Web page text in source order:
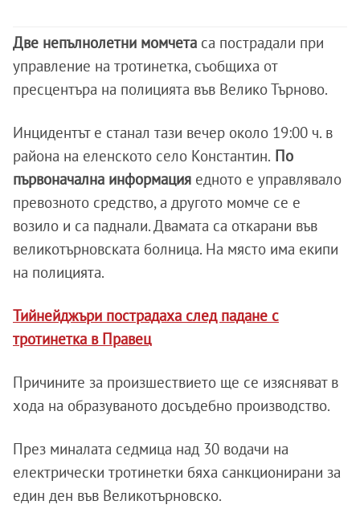
Две непълнолетни момчета са пострадали при
управление на тротинетка, съобщиха от
пресцентъра на полицията във Велико Търново.
Инцидентът е станал тази вечер около 19:00 ч. в
района на еленското село Константин. По
първоначална информация едното е управлявало
превозното средство, а другото момче се е
возило и са паднали. Двамата са откарани във
великотърновската болница. На място има екипи
на полицията.
Тийнейджъри пострадаха след падане с
тротинетка в Правец
Причините за произшествието ще се изясняват в
хода на образуваното досъдебно производство.
През миналата седмица над 30 водачи на
електрически тротинетки бяха санкционирани за
един ден във Великотърновско.